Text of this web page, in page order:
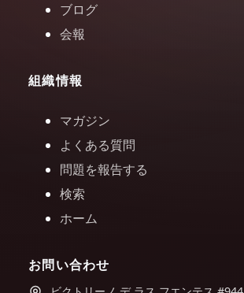
ブログ
会報
組織情報
マガジン
よくある質問
問題を報告する
検索
ホーム
お問い合わせ